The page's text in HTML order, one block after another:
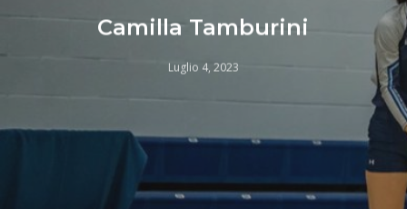
Camilla Tamburini
Luglio 4, 2023